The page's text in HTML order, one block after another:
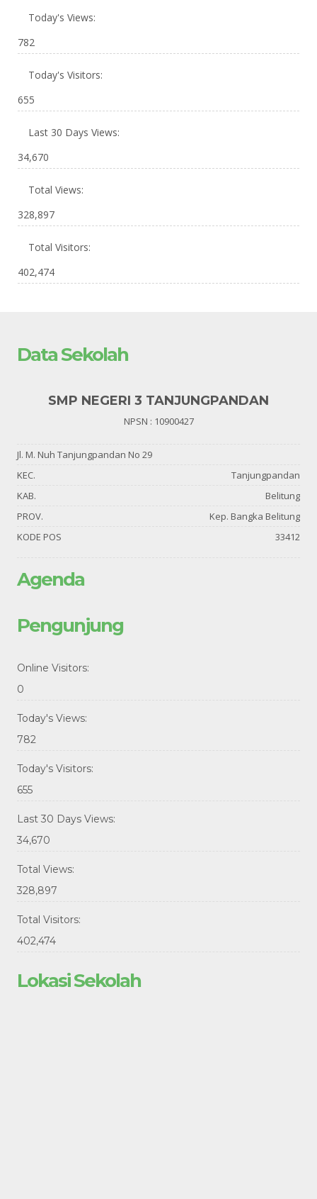
Today's Views:
782
Today's Visitors:
655
Last 30 Days Views:
34,670
Total Views:
328,897
Total Visitors:
402,474
Data Sekolah
SMP NEGERI 3 TANJUNGPANDAN
NPSN : 10900427
Jl. M. Nuh Tanjungpandan No 29
KEC.
Tanjungpandan
KAB.
Belitung
PROV.
Kep. Bangka Belitung
KODE POS
33412
Agenda
Pengunjung
Online Visitors:
0
Today's Views:
782
Today's Visitors:
655
Last 30 Days Views:
34,670
Total Views:
328,897
Total Visitors:
402,474
Lokasi Sekolah